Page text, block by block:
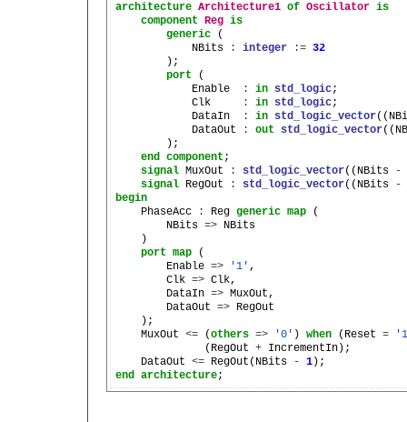
architecture Architecture1 of Oscillator is
component Reg is
generic (
            NBits
: integer := 32
        );
port (
            Enable
: in std_logic;
            Clk
: in std_logic;
            DataIn
: in std_logic_vector
            DataOut
: out std_logic_vector
        );
end component ;
signal MuxOut : std_logic_vector((NBits
-
signal RegOut : std_logic_vector((NBits
-
begin
PhaseAcc
: Reg generic map (
        NBits
=> NBits
    )
port map (
        Enable
=> '1' ,
        Clk
=> Clk,
        DataIn
=> MuxOut,
        DataOut
=> RegOut
    );
    MuxOut
<= (others => '0' ) when (Reset =
              (RegOut
+ IncrementIn);
    DataOut
<= RegOut(NBits - 1
end architecture